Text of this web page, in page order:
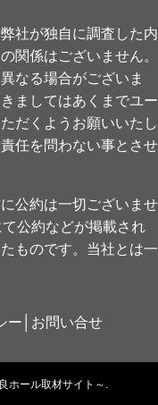
社が独自に調査した内
関係はございません。
なる場合がございま
ましてはあくまでユー
だくようお願いいたし
任を問わない事とさせ
公約は一切ございませ
公約などが掲載され
ものです。当社とは一
ー お問い合せ
ホール取材サイト～.